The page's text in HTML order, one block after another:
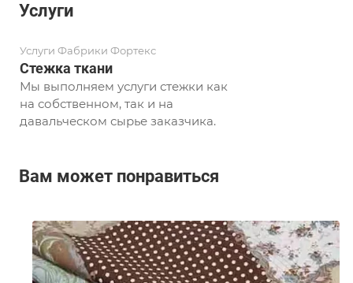
Услуги
Услуги Фабрики Фортекс
Стежка ткани
Мы выполняем услуги стежки как
на собственном, так и на
давальческом сырье заказчика.
Вам может понравиться